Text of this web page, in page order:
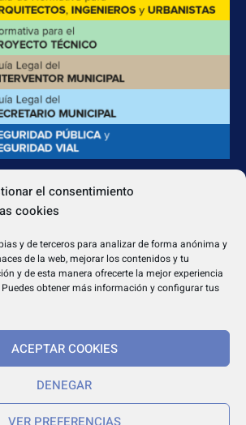
el consentimiento
cookies
y de terceros para analizar de forma anónima y
de la web, mejorar los contenidos y tu
y de esta manera ofrecerte la mejor experiencia
obtener más información y configurar tus
ACEPTAR COOKIES
DENEGAR
VER PREFERENCIAS
del CP 31080